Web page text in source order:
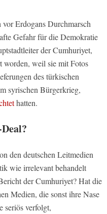
Erdogans Durchmarsch
Gefahr für die Demokratie
der Cumhuriyet,
worden, weil sie mit Fotos
des türkischen
syrischen Bürgerkrieg,
hatten.
den deutschen Leitmedien
wie irrelevant behandelt
der Cumhuriyet? Hat die
Medien, die sonst ihre Nase
seriös verfolgt,